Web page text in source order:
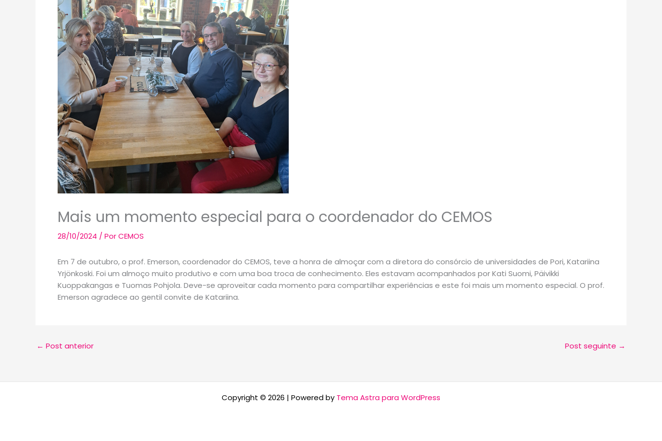
Mais um momento especial para o coordenador do CEMOS
28/10/2024 / PorCEMOS
Em 7 de outubro, o prof. Emerson, coordenador do CEMOS, teve a honra de almoçar com a diretora do consórcio de universidades de Pori, Katariina
Yrjönkoski. Foi um almoço muito produtivo e com uma boa troca de conhecimento. Eles estavam acompanhados por Kati Suomi, Päivikki
Kuoppakangas e Tuomas Pohjola. Deve-se aproveitar cada momento para compartilhar experiências e este foi mais um momento especial. O prof.
Emerson agradece ao gentil convite de Katariina.
← Post anterior Post seguinte →
Copyright © 2026 | Powered by Tema Astra para WordPress